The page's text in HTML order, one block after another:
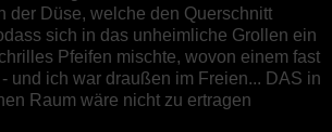
der Düse, welche den Querschnitt
sich in das unheimliche Grollen ein
Pfeifen mischte, wovon einem fast
und ich war draußen im Freien... DAS in
Raum wäre nicht zu ertragen